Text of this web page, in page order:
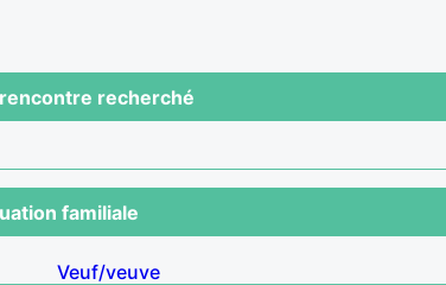
recherché
familiale
Veuf/veuve